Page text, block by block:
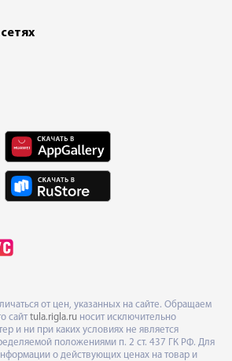
от цен, указанных на сайте. Обращаем
сайт tula.rigla.ru носит исключительно
и ни при каких условиях не является
положениями п. 2 ст. 437 ГК РФ. Для
о действующих ценах на товар и